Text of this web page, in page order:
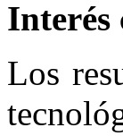
Interés
Los